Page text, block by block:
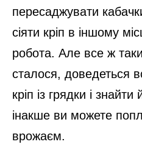
пересаджувати
сіяти кріп в іншому
робота. Але все ж
сталося, доведеться
кріп із грядки і
інакше ви можете
врожаєм.